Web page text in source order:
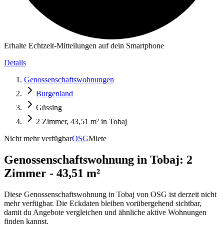
Erhalte Echtzeit-Mitteilungen auf dein Smartphone
Details
Genossenschaftswohnungen
Burgenland
Güssing
2 Zimmer, 43,51 m² in Tobaj
Nicht mehr verfügbarOSGMiete
Genossenschaftswohnung in Tobaj: 2
Zimmer - 43,51 m²
Diese Genossenschaftswohnung in Tobaj von OSG ist derzeit nicht
mehr verfügbar. Die Eckdaten bleiben vorübergehend sichtbar,
damit du Angebote vergleichen und ähnliche aktive Wohnungen
finden kannst.